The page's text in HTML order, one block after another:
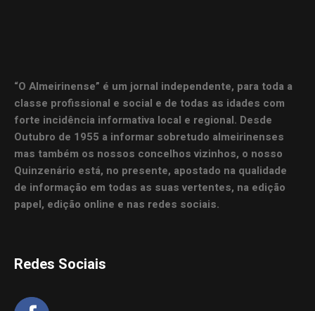
“O Almeirinense” é um jornal independente, para toda a
classe profissional e social e de todas as idades com
forte incidência informativa local e regional. Desde
Outubro de 1955 a informar sobretudo almeirinenses
mas também os nossos concelhos vizinhos, o nosso
Quinzenário está, no presente, apostado na qualidade
de informação em todas as suas vertentes, na edição
papel, edição online e nas redes sociais.
Redes Sociais